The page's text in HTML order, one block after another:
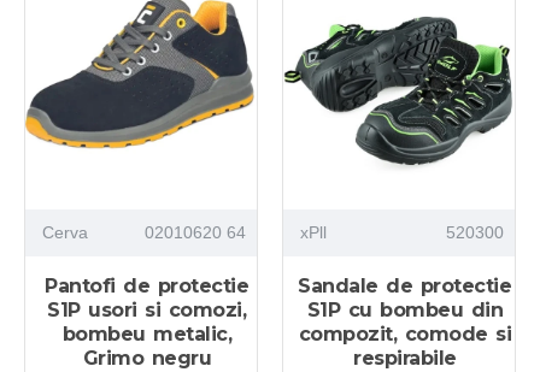
Cerva 02010620 64
Pantofi de protectie
S1P usori si comozi,
bombeu metalic,
Grimo negru
xPll 520300
Sandale de protectie
S1P cu bombeu din
compozit, comode si
respirabile